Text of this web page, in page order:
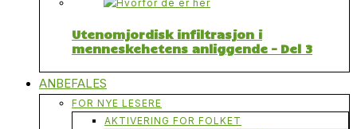
Utenomjordisk infiltrasjon i
menneskehetens anliggende – Del 3
ANBEFALES
FOR NYE LESERE
AKTIVERING FOR FOLKET